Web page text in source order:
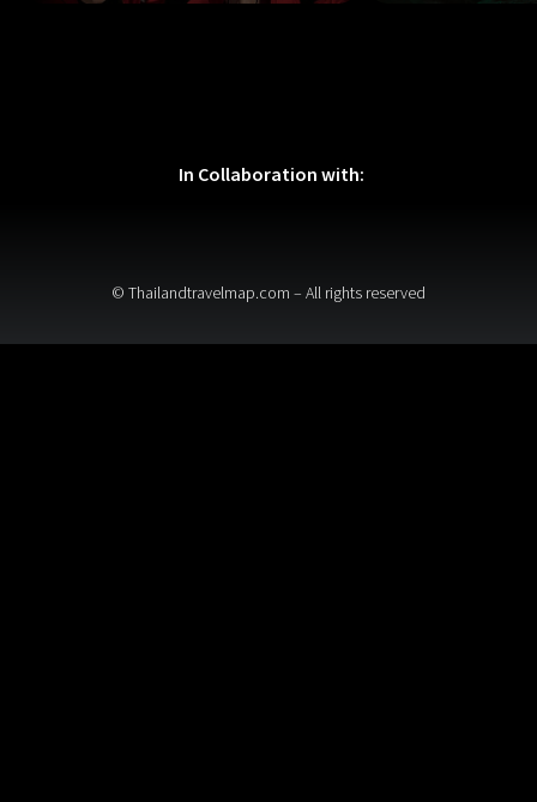
© Thailandtravelmap.com – All rights reserved
In Collaboration with: